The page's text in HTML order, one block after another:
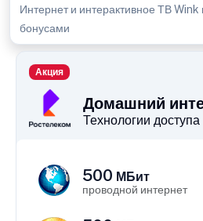
Интернет и интерактивное ТВ
бонусами
Домашний
Технологии доступа
Акция
500 МБит
проводной интернет